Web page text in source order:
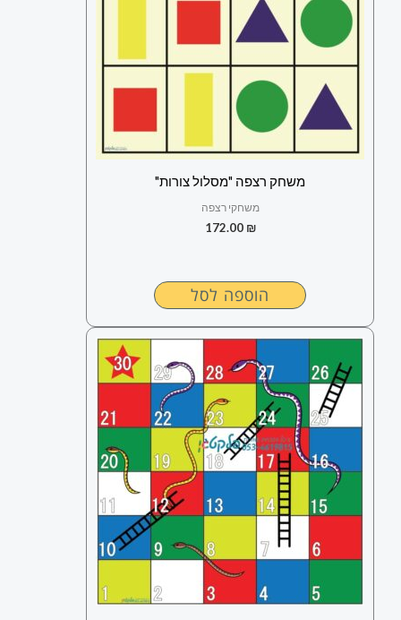
משחק רצפה "מסלול צורות"
משחקי רצפה
172.00 ₪
הוספה לסל